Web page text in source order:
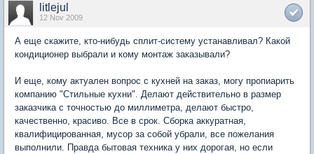
litlejul
12 Nov 2009
А еще скажите, кто-нибудь сплит-систему устанавливал? Какой
кондиционер выбрали и кому монтаж заказывали?
И еще, кому актуален вопрос с кухней на заказ, могу пропиарить
компанию "Стильные кухни". Делают действительно в размер
заказчика с точностью до миллиметра, делают быстро,
качественно, красиво. Все в срок. Сборка аккуратная,
квалифицированная, мусор за собой убрали, все пожелания
выполнили. Правда бытовая техника у них дорогая, но если